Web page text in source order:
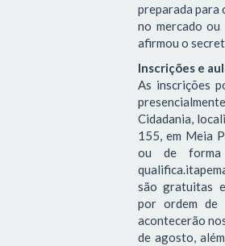
preparada para
no mercado ou
afirmou o
Inscrições e
As inscrições
Cidadania,
155, em Meia
ou de
são gratuitas
por ordem de
acontecerão
de agosto,